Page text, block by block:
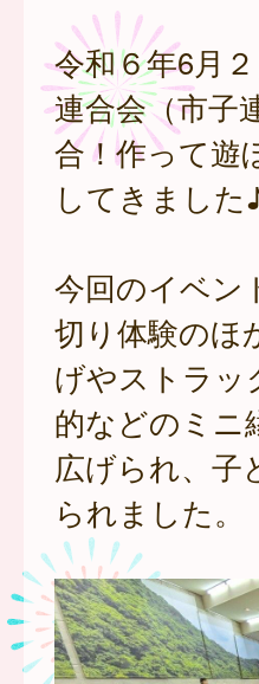
令和６年6月
連合会（市子
合！作って遊
してきました
今回のイベン
切り体験のほ
げやストラッ
的などのミニ
広げられ、子
られました。